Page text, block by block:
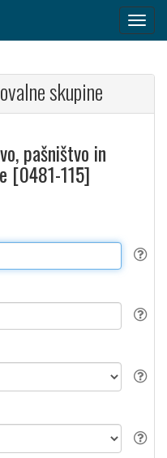
skupine
pašništvo in
[0481-115]